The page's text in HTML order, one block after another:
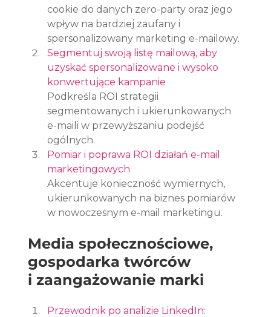
cookie do danych zero-party oraz jego
wpływ na bardziej zaufany i
spersonalizowany marketing e-mailowy.
Segmentuj swoją listę mailową, aby
uzyskać spersonalizowane i wysoko
konwertujące kampanie
Podkreśla ROI strategii
segmentowanych i ukierunkowanych
e-maili w przewyższaniu podejść
ogólnych.
Pomiar i poprawa ROI działań e-mail
marketingowych
Akcentuje konieczność wymiernych,
ukierunkowanych na biznes pomiarów
w nowoczesnym e-mail marketingu.
Media społecznościowe,
gospodarka twórców
i zaangażowanie marki
Przewodnik po analizie LinkedIn: